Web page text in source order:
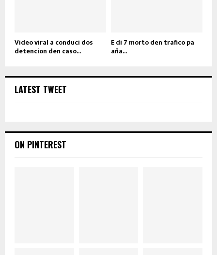
Video viral a conduci dos
detencion den caso...
E di 7 morto den trafico pa
aña...
LATEST TWEET
ON PINTEREST